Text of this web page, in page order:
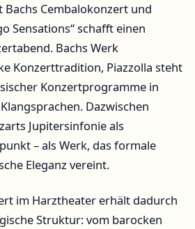
Cembalokonzert und
Sensations“ schafft einen
Bachs Werk
Konzerttradition, Piazzolla steht
Konzertprogramme in
Dazwischen
Jupitersinfonie als
– als Werk, das formale
Eleganz vereint.
im Harztheater erhält dadurch
Struktur: vom barocken